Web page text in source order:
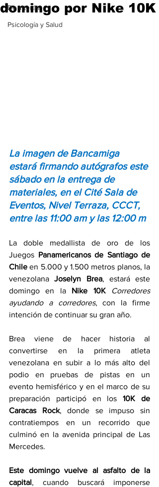
De interés
Psicología y Salud
domingo por Nike 10K
La imagen de Bancamiga
estará firmando autógrafos este
sábado en la entrega de
materiales, en el Cité Sala de
Eventos, Nivel Terraza, CCCT,
entre las 11:00 am y las 12:00 m
La doble medallista de oro de los
Juegos Panamericanos de Santiago de
Chile en 5.000 y 1.500 metros planos, la
venezolana Joselyn Brea, estará este
domingo en la Nike 10K
Corredores
ayudando a corredores, con la firme
intención de continuar su gran año.
Brea viene de hacer historia al
convertirse en la primera atleta
venezolana en subir a lo más alto del
podio en pruebas de pistas en un
evento hemisférico y en el marco de su
preparación participó en los 10K de
Caracas Rock, donde se impuso sin
contratiempos en un recorrido que
culminó en la avenida principal de Las
Mercedes.
Este domingo vuelve al asfalto de la
capital, cuando buscará imponerse